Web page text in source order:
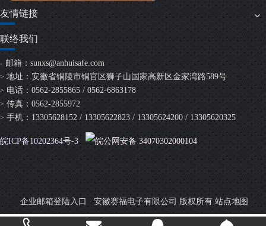
友情链接
联络我们
> 邮箱： sunxs@anhuisafe.com
> 地址：安徽省铜陵市铜官区狮子山国家高新区金家湾路589号
> 电话：0562-2855865 / 0562-6863178
> 传真：0562-2855972
> 手机：13305628152 / 13305622823 / 13305624200 / 13305620325
皖ICP备10202364号-3 皖公网安备 34070302000104
企业邮箱登陆入口 安徽赛福电子有限公司 版权所有 站点地图